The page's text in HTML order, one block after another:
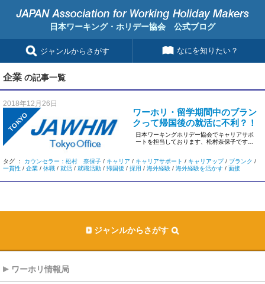
日本ワーキング・ホリデー協会 公式ブログ
ジャンルからさがす なにを知りたい？
企業 の記事一覧
2018年12月26日
TOKYO
ワーホリ・留学期間中のブラン
クって帰国後の就活に不利？！
日本ワーキングホリデー協会でキャリアサポ
ートを担当しております、松村奈保子です。
タグ ： カウンセラー：松村 奈保子 / キャリア / キャリアサポート / キャリアップ/ ブランク /
一貫性 / 企業 / 休職 / 就活 / 就職活動 / 帰国後 / 採用 / 海外経験 / 海外経験を活かす / 面接
ジャンルからさがす
ワーホリ情報局